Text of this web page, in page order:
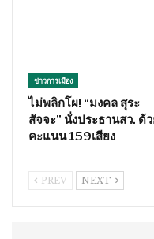
ข่าวการเมือง
ไม่พลิกโผ! “มงคล สุระ
สัจจะ” นั่งประธานสว. ด้
คะแนน 159เสียง
PREV NEXT